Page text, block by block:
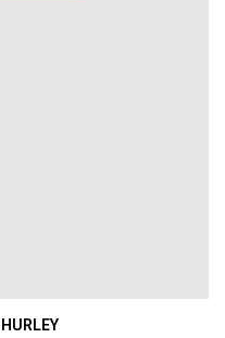
HURLEY